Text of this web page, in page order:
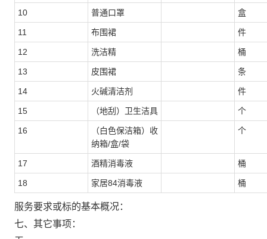
10 普通口罩 盒
11 布围裙 件
12 洗洁精 桶
13 皮围裙 条
14 火碱清洁剂 件
15 （地刮）卫生洁具 个
16
（白色保洁箱）收
纳箱/盒/袋
个
17 酒精消毒液 桶
18 家居84消毒液 桶
服务要求或标的基本概况：
七、其它事项：